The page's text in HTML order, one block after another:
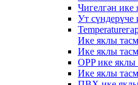
Чигелгән ике
Ут сүндерүче
Ике яклы
Ике яклы
OPP ике яклы
Ике яклы